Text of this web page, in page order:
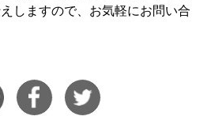
しますので、お気軽にお問い合